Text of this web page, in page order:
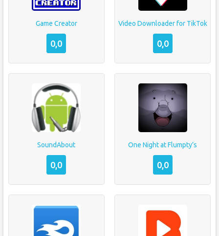
Game Creator
0,0
Video Downloader for TikTok
0,0
SoundAbout
0,0
One Night at Flumpty’s
0,0